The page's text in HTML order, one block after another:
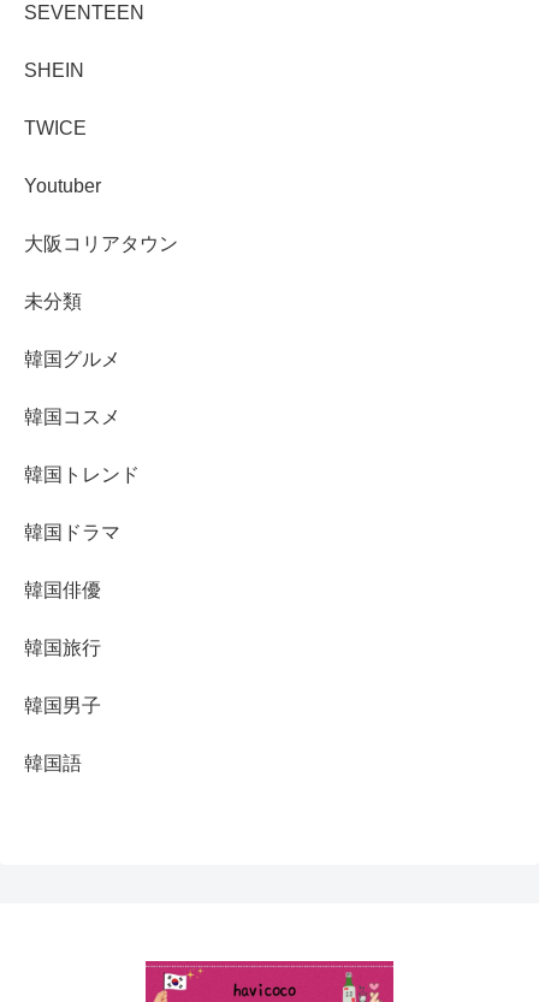
SEVENTEEN
SHEIN
TWICE
Youtuber
大阪コリアタウン
未分類
韓国グルメ
韓国コスメ
韓国トレンド
韓国ドラマ
韓国俳優
韓国旅行
韓国男子
韓国語